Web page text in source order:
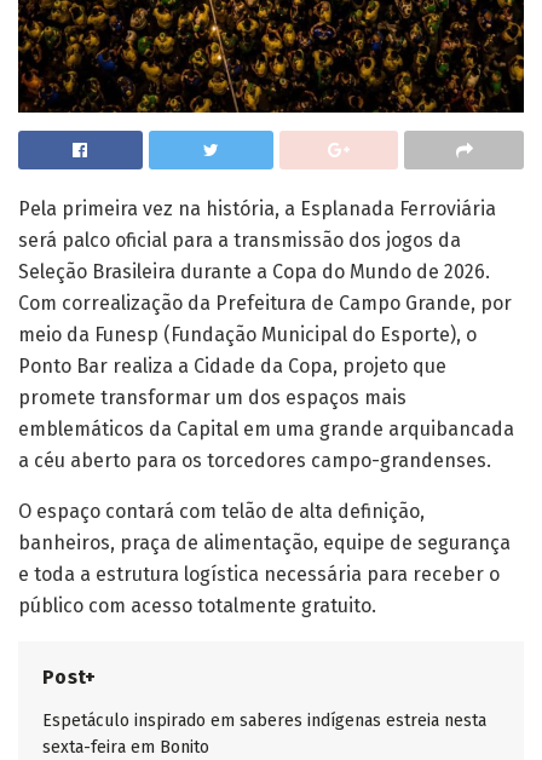
Pela primeira vez na história, a Esplanada Ferroviária
será palco oficial para a transmissão dos jogos da
Seleção Brasileira durante a Copa do Mundo de 2026.
Com correalização da Prefeitura de Campo Grande, por
meio da Funesp (Fundação Municipal do Esporte), o
Ponto Bar realiza a Cidade da Copa, projeto que
promete transformar um dos espaços mais
emblemáticos da Capital em uma grande arquibancada
a céu aberto para os torcedores campo-grandenses.
O espaço contará com telão de alta definição,
banheiros, praça de alimentação, equipe de segurança
e toda a estrutura logística necessária para receber o
público com acesso totalmente gratuito.
Post+
Espetáculo inspirado em saberes indígenas estreia nesta
sexta-feira em Bonito